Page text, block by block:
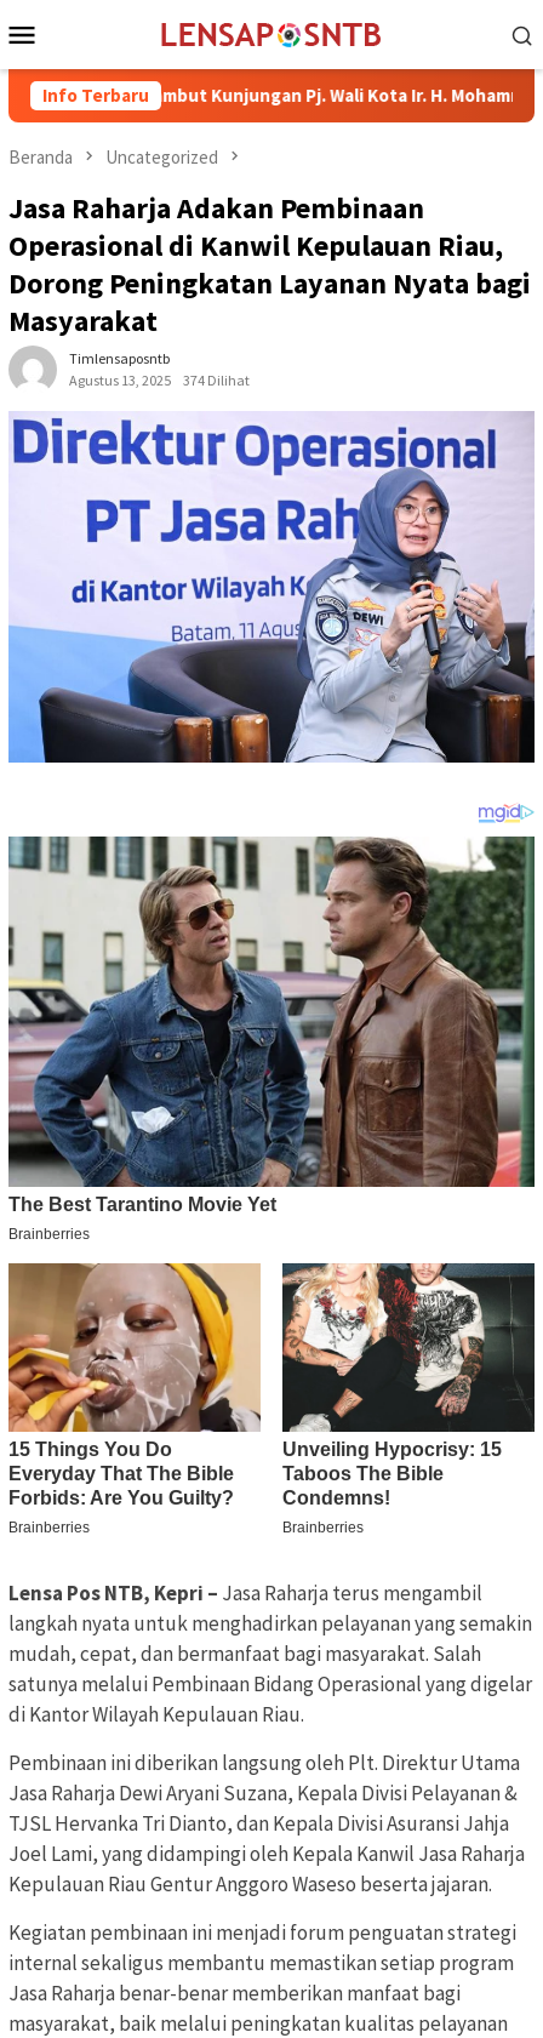
ke
Mobile
Info Terbaru
Sambut Kunjungan Pj. Wali Kota Ir. H. Mohammad Rum, MT
Beranda Uncategorized
Jasa Raharja Adakan Pembinaan
Operasional di Kanwil Kepulauan Riau,
Dorong Peningkatan Layanan Nyata bagi
Masyarakat
Timlensaposntb
Agustus 13, 2025
374 Dilihat
Lensa Pos NTB, Kepri – Jasa Raharja terus mengambil
langkah nyata untuk menghadirkan pelayanan yang semakin
mudah, cepat, dan bermanfaat bagi masyarakat. Salah
satunya melalui Pembinaan Bidang Operasional yang digelar
di Kantor Wilayah Kepulauan Riau.
Pembinaan ini diberikan langsung oleh Plt. Direktur Utama
Jasa Raharja Dewi Aryani Suzana, Kepala Divisi Pelayanan &
TJSL Hervanka Tri Dianto, dan Kepala Divisi Asuransi Jahja
Joel Lami, yang didampingi oleh Kepala Kanwil Jasa Raharja
Kepulauan Riau Gentur Anggoro Waseso beserta jajaran.
Kegiatan pembinaan ini menjadi forum penguatan strategi
internal sekaligus membantu memastikan setiap program
Jasa Raharja benar-benar memberikan manfaat bagi
masyarakat, baik melalui peningkatan kualitas pelayanan